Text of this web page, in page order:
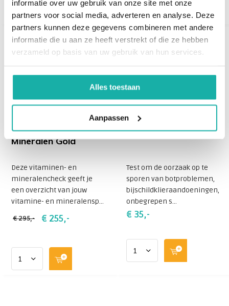
informatie over uw gebruik van onze site met onze
partners voor social media, adverteren en analyse. Deze
partners kunnen deze gegevens combineren met andere
informatie die u aan ze heeft verstrekt of die ze hebben
verzameld op basis van uw gebruik van hun services.
Alles toestaan
Aanpassen
Vitaminen en
Mineralen Gold
Deze vitaminen- en
mineralencheck geeft je
een overzicht van jouw
vitamine- en mineralensp...
€ 295,- € 255,-
Vitamine D3
Test om de oorzaak op te
sporen van botproblemen,
bijschildklieraandoeningen,
onbegrepen s...
€ 35,-